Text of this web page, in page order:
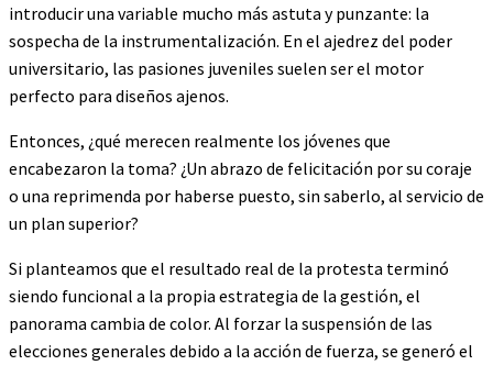
introducir una variable mucho más astuta y punzante: la
sospecha de la instrumentalización. En el ajedrez del poder
universitario, las pasiones juveniles suelen ser el motor
perfecto para diseños ajenos.
Entonces, ¿qué merecen realmente los jóvenes que
encabezaron la toma? ¿Un abrazo de felicitación por su coraje
o una reprimenda por haberse puesto, sin saberlo, al servicio de
un plan superior?
Si planteamos que el resultado real de la protesta terminó
siendo funcional a la propia estrategia de la gestión, el
panorama cambia de color. Al forzar la suspensión de las
elecciones generales debido a la acción de fuerza, se generó el